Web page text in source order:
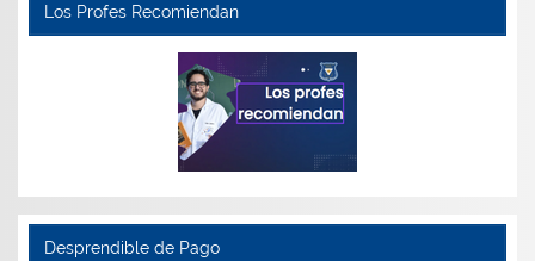
Los Profes Recomiendan
Desprendible de Pago